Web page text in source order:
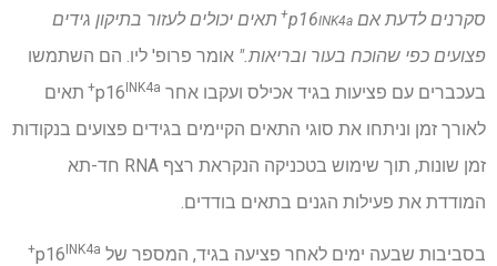
סקרנים לדעת אם p16
INK4a+
תאים יכולים לעזור בתיקון גידים
פצועים כפי שהוכח בעור ובריאות." אומר פרופ' ליו. הם השתמשו
בעכברים עם פציעות בגיד אכילס ועקבו אחר p16 INK4a+
תאים
לאורך זמן וניתחו את סוגי התאים הקיימים בגידים פצועים בנקודות
זמן שונות, תוך שימוש בטכניקה הנקראת רצף RNA חד-תא
המודדת את פעילות הגנים בתאים בודדים.
בסביבות שבעה ימים לאחר פציעה בגיד, המספר של p16 INK4a+